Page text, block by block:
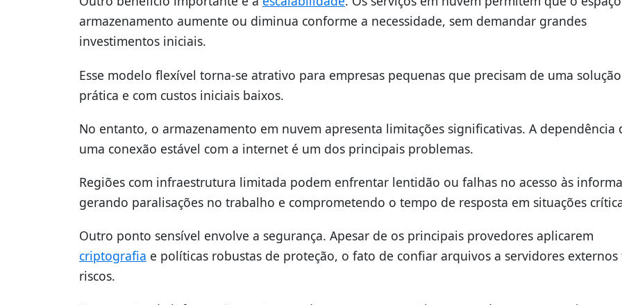
armazenamento aumente ou diminua conforme a necessidade, sem demandar grandes
investimentos iniciais.
Esse modelo flexível torna-se atrativo para empresas pequenas que precisam de uma solução
prática e com custos iniciais baixos.
No entanto, o armazenamento em nuvem apresenta limitações significativas. A dependência
uma conexão estável com a internet é um dos principais problemas.
Regiões com infraestrutura limitada podem enfrentar lentidão ou falhas no acesso às
gerando paralisações no trabalho e comprometendo o tempo de resposta em situações
Outro ponto sensível envolve a segurança. Apesar de os principais provedores aplicarem
criptografia e políticas robustas de proteção, o fato de confiar arquivos a servidores externos
riscos.